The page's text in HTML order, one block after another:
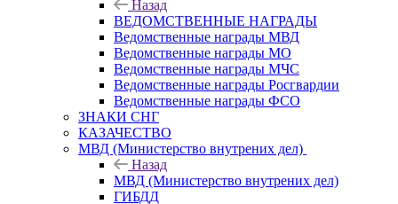
Назад
ВЕДОМСТВЕННЫЕ НАГРАДЫ
Ведомственные награды МВД
Ведомственные награды МО
Ведомственные награды МЧС
Ведомственные награды Росгвардии
Ведомственные награды ФСО
ЗНАКИ СНГ
КАЗАЧЕСТВО
МВД (Министерство внутрених дел)
Назад
МВД (Министерство внутрених дел)
ГИБДД